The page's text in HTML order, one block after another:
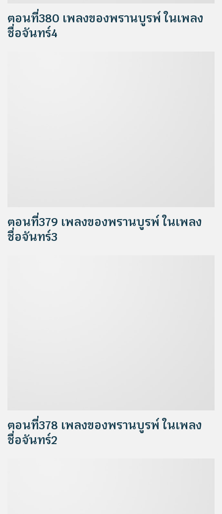
ตอนที่380 เพลงของพรานบูรพ์ ในเพลง
ชื่อจันทร์4
ตอนที่379 เพลงของพรานบูรพ์ ในเพลง
ชื่อจันทร์3
ตอนที่378 เพลงของพรานบูรพ์ ในเพลง
ชื่อจันทร์2